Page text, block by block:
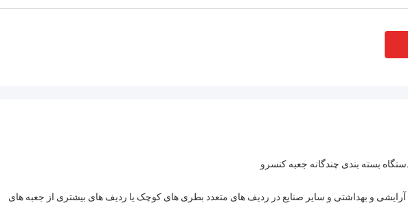
بسته بندی چندگانه جعبه کنسرو
آرایشی و بهداشتی و سایر صنایع در ردیف های متعدد بطری های کوچک یا ردیف های بیشتری از جعبه های